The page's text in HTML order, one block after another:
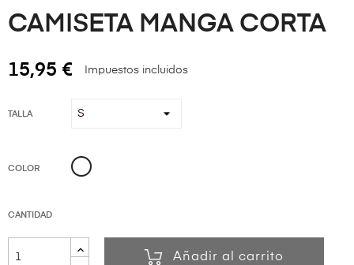
CAMISETA MANGA CORTA
15,95 € Impuestos incluidos
TALLA
COLOR BLANCO
CANTIDAD
Añadir al carrito